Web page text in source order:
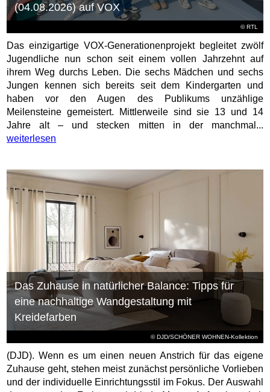
©RTL
(04.08.2026) auf VOX
Das einzigartige VOX-Generationenprojekt begleitet zwölf
Jugendliche nun schon seit einem vollen Jahrzehnt auf
ihrem Weg durchs Leben. Die sechs Mädchen und sechs
Jungen kennen sich bereits seit dem Kindergarten und
haben vor den Augen des Publikums unzählige
Meilensteine gemeistert. Mittlerweile sind sie 13 und 14
Jahre alt – und stecken mitten in der manchmal...
weiterlesen
© DJD/SCHÖNER WOHNEN-Kollektion
Das Zuhause in natürlicher Balance: Tipps für
eine nachhaltige Wandgestaltung mit
Kreidefarben
(DJD). Wenn es um einen neuen Anstrich für das eigene
Zuhause geht, stehen meist zunächst persönliche Vorlieben
und der individuelle Einrichtungsstil im Fokus. Der Auswahl